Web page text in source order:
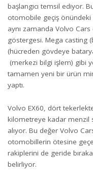
başlangıcı temsil ediyor.
otomobile geçiş önündeki
aynı zamanda Volvo
göstergesi. Mega casting
(hücreden gövdeye
(merkezi bilgi işlem) gibi
tamamen yeni bir ürün
yaptı.
Volvo EX60, dört
kilometreye kadar menzil
alıyor. Bu değer Volvo
otomobillerin ötesine
rakiplerini de geride
belirliyor.